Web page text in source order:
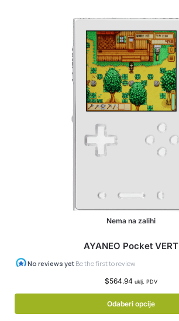
Nema na zalihi
AYANEO Pocket VERT
$564.94 uklj. PDV
Odaberi opcije